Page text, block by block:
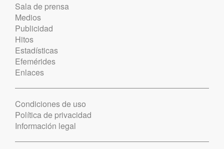
Sala de prensa
Medios
Publicidad
Hitos
Estadísticas
Efemérides
Enlaces
Condiciones de uso
Política de privacidad
Información legal